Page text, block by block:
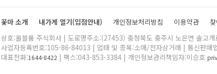
꽃마 소개 내가게 열기(입점안내) 개인정보처리방침 이용약관
상호:올블룸 주식회사 | 도로명주소:(27453) 충청북도 충주시 노은면 솔고
사업자등록번호:105-86-84013 | 업태 및 종목:소매/전자상거래 | 통신판매
대표전화:1644-8422 | 팩스:043-853-3384 | 개인정보관리책임자:이승호